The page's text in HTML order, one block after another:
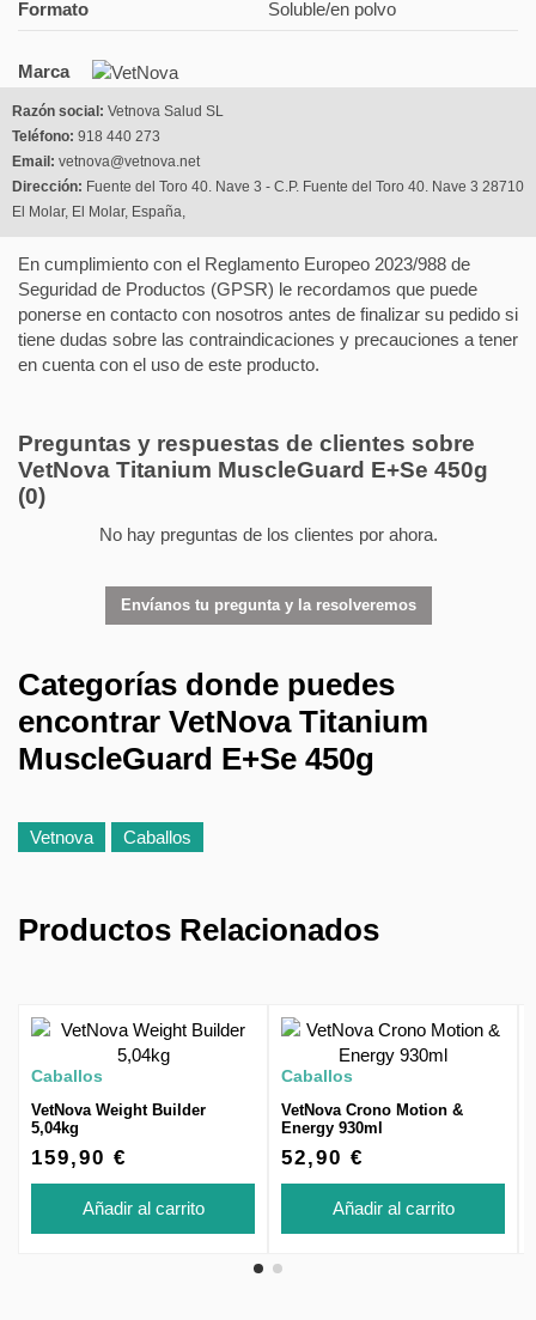
Formato Soluble/en polvo
Marca
Razón social: Vetnova Salud SL
Teléfono: 918 440 273
Email: vetnova@vetnova.net
Dirección: Fuente del Toro 40. Nave 3 - C.P. Fuente del Toro 40. Nave 3 28710
El Molar, El Molar, España,
En cumplimiento con el Reglamento Europeo 2023/988 de
Seguridad de Productos (GPSR) le recordamos que puede
ponerse en contacto con nosotros antes de finalizar su pedido si
tiene dudas sobre las contraindicaciones y precauciones a tener
en cuenta con el uso de este producto.
Preguntas y respuestas de clientes sobre
VetNova Titanium MuscleGuard E+Se 450g
(0)
No hay preguntas de los clientes por ahora.
Envíanos tu pregunta y la resolveremos
Categorías donde puedes
encontrar VetNova Titanium
MuscleGuard E+Se 450g
Vetnova Caballos
Productos Relacionados
Caballos
VetNova Weight Builder
5,04kg
159,90 €
Añadir al carrito
Caballos
VetNova Crono Motion &
Energy 930ml
52,90 €
Añadir al carrito